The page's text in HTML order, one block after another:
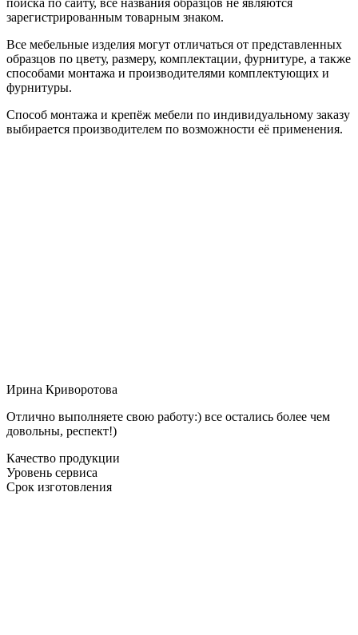
зарегистрированным товарным знаком.
Все мебельные изделия могут отличаться от представленных
образцов по цвету, размеру, комплектации, фурнитуре, а также
способами монтажа и производителями комплектующих и
фурнитуры.
Способ монтажа и крепёж мебели по индивидуальному заказу
выбирается производителем по возможности её применения.
Ирина Криворотова
Отлично выполняете свою работу:) все остались более чем
довольны, респект!)
Качество продукции
Уровень сервиса
Срок изготовления